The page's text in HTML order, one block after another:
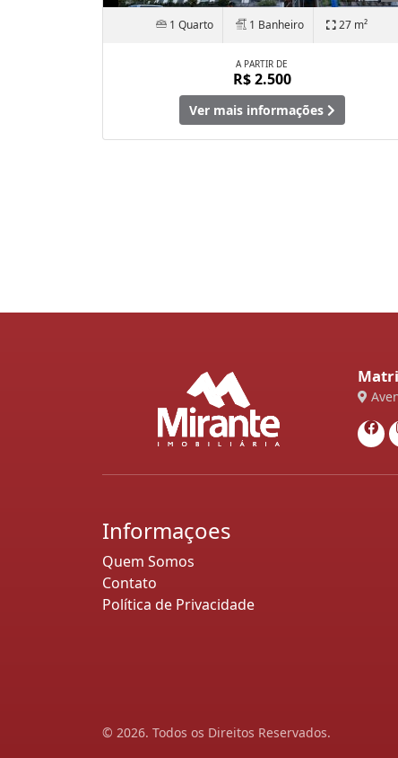
1 Quarto 1 Banheiro 27 m²
A PARTIR DE
R$ 2.500
Ver mais informações
Informaçoes
Quem Somos
Contato
Política de Privacidade
© 2026. Todos os Direitos Reservados.